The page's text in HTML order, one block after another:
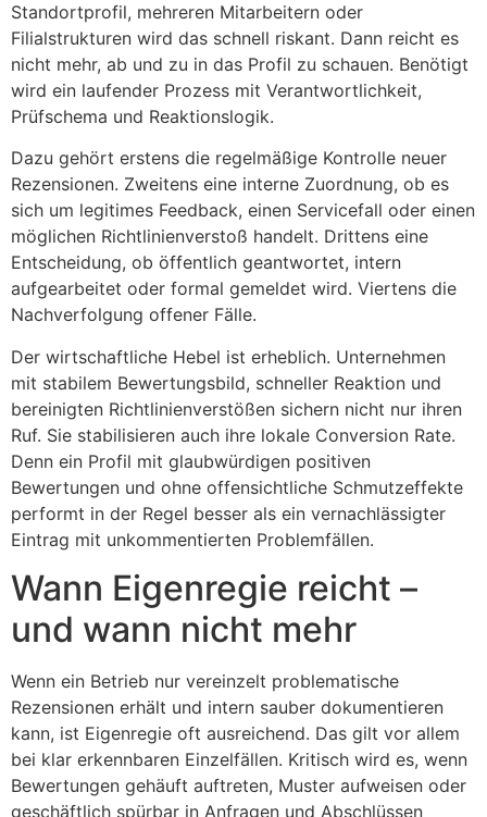
Standortprofil, mehreren Mitarbeitern oder
Filialstrukturen wird das schnell riskant. Dann reicht es
nicht mehr, ab und zu in das Profil zu schauen. Benötigt
wird ein laufender Prozess mit Verantwortlichkeit,
Prüfschema und Reaktionslogik.
Dazu gehört erstens die regelmäßige Kontrolle neuer
Rezensionen. Zweitens eine interne Zuordnung, ob es
sich um legitimes Feedback, einen Servicefall oder einen
möglichen Richtlinienverstoß handelt. Drittens eine
Entscheidung, ob öffentlich geantwortet, intern
aufgearbeitet oder formal gemeldet wird. Viertens die
Nachverfolgung offener Fälle.
Der wirtschaftliche Hebel ist erheblich. Unternehmen
mit stabilem Bewertungsbild, schneller Reaktion und
bereinigten Richtlinienverstößen sichern nicht nur ihren
Ruf. Sie stabilisieren auch ihre lokale Conversion Rate.
Denn ein Profil mit glaubwürdigen positiven
Bewertungen und ohne offensichtliche Schmutzeffekte
performt in der Regel besser als ein vernachlässigter
Eintrag mit unkommentierten Problemfällen.
Wann Eigenregie reicht –
und wann nicht mehr
Wenn ein Betrieb nur vereinzelt problematische
Rezensionen erhält und intern sauber dokumentieren
kann, ist Eigenregie oft ausreichend. Das gilt vor allem
bei klar erkennbaren Einzelfällen. Kritisch wird es, wenn
Bewertungen gehäuft auftreten, Muster aufweisen oder
geschäftlich spürbar in Anfragen und Abschlüssen